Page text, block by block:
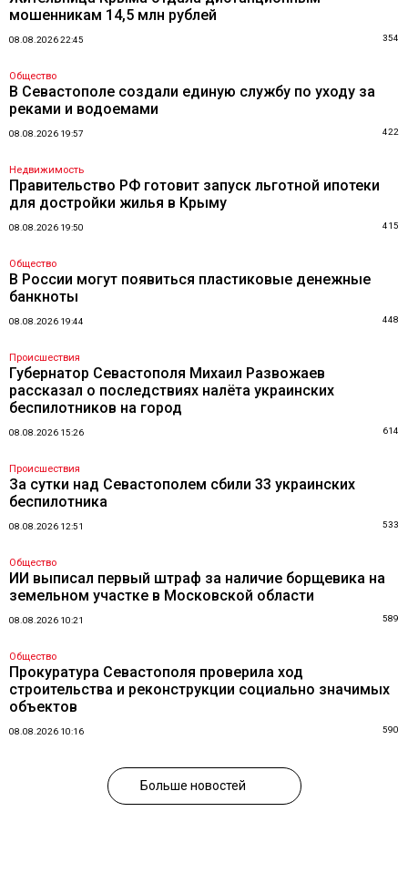
мошенникам 14,5 млн рублей
08.08.2026 22:45 354
Общество
В Севастополе создали единую службу по уходу за
реками и водоемами
08.08.2026 19:57 422
Недвижимость
Правительство РФ готовит запуск льготной ипотеки
для достройки жилья в Крыму
08.08.2026 19:50 415
Общество
В России могут появиться пластиковые денежные
банкноты
08.08.2026 19:44 448
Происшествия
Губернатор Севастополя Михаил Развожаев
рассказал о последствиях налёта украинских
беспилотников на город
08.08.2026 15:26 614
Происшествия
За сутки над Севастополем сбили 33 украинских
беспилотника
08.08.2026 12:51 533
Общество
ИИ выписал первый штраф за наличие борщевика на
земельном участке в Московской области
08.08.2026 10:21 589
Общество
Прокуратура Севастополя проверила ход
строительства и реконструкции социально значимых
объектов
08.08.2026 10:16 590
Больше новостей